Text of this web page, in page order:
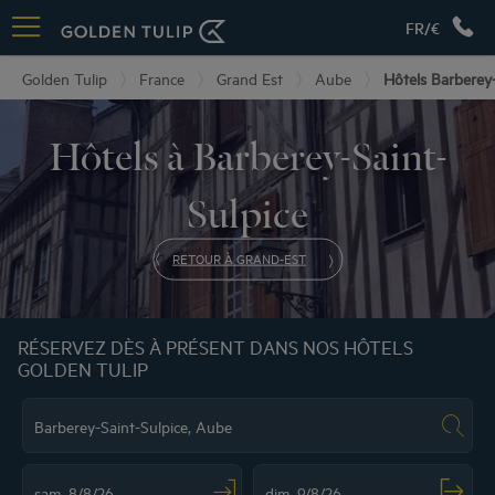
FR/€
Golden Tulip France Grand Est Aube Hôtels
Hôtels à Barberey-Saint-
Sulpice
RETOUR À GRAND-EST
RÉSERVEZ DÈS À PRÉSENT DANS NOS HÔTELS
GOLDEN TULIP